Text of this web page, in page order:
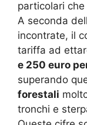
particolari
A seconda
incontrate, il
tariffa ad
e 250 euro
superando
forestali
tronchi e